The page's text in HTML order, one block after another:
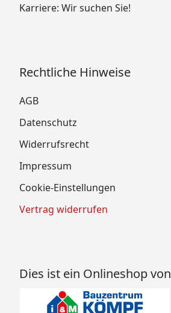
Karriere: Wir suchen Sie!
Rechtliche Hinweise
AGB
Datenschutz
Widerrufsrecht
Impressum
Cookie-Einstellungen
Vertrag widerrufen
Dies ist ein Onlineshop von